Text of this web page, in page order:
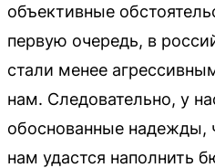
объективные
первую очередь, в
стали менее
нам. Следовательно, у
обоснованные надежды,
нам удастся наполнить